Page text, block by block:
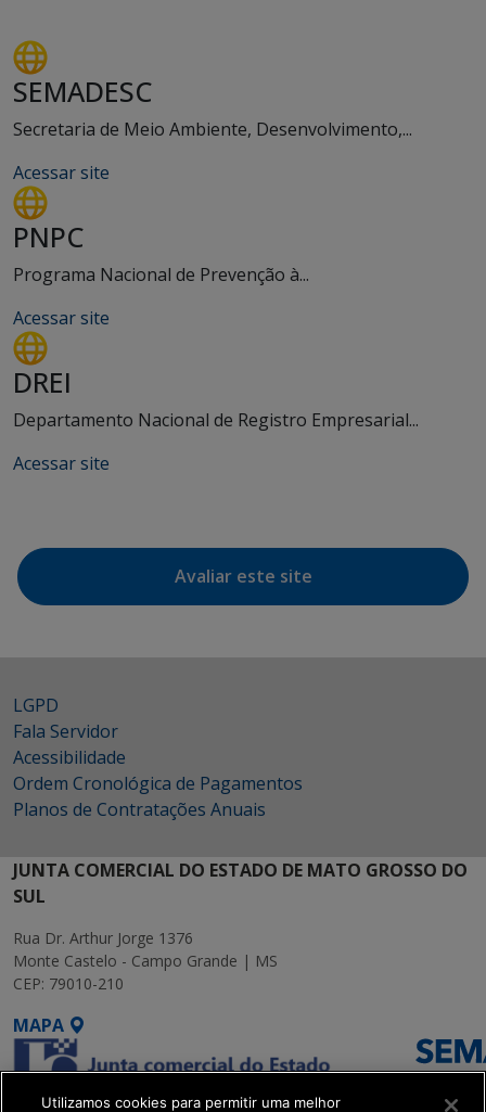
SEMADESC
Secretaria de Meio Ambiente, Desenvolvimento,...
Acessar site
PNPC
Programa Nacional de Prevenção à...
Acessar site
DREI
Departamento Nacional de Registro Empresarial...
Acessar site
Avaliar este site
LGPD
Fala Servidor
Acessibilidade
Ordem Cronológica de Pagamentos
Planos de Contratações Anuais
JUNTA COMERCIAL DO ESTADO DE MATO GROSSO DO
SUL
Rua Dr. Arthur Jorge 1376
Monte Castelo - Campo Grande | MS
CEP: 79010-210
MAPA
Utilizamos cookies para permitir uma melhor